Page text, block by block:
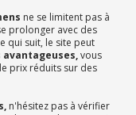
ne se limitent pas à
prolonger avec des
qui suit, le site peut
vous
prix réduits sur des
n'hésitez pas à vérifier